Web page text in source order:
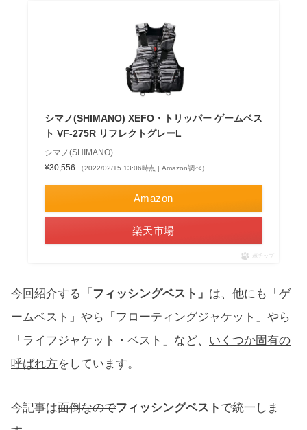
シマノ(SHIMANO) XEFO・トリッパー ゲームベス
ト VF-275R リフレクトグレーL
シマノ(SHIMANO)
¥30,556
（2022/02/15 13:06時点 | Amazon調べ）
Amazon
楽天市場
ポチップ
今回紹介する 「フィッシングベスト」 は、他にも「ゲ
ームベスト」やら「フローティングジャケット」やら
「ライフジャケット・ベスト」など、 いくつか固有の
呼ばれ方をしています。
今記事は面倒なのでフィッシングベスト で統一しま